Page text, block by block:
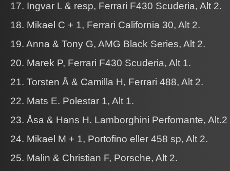
17. Ingvar L & resp, Ferrari F430 Scuderia, Alt 2.
18. Mikael C + 1, Ferrari California 30, Alt 2.
19. Anna & Tony G, AMG Black Series, Alt 2.
20. Marek P, Ferrari F430 Scuderia, Alt 1.
21. Torsten Å & Camilla H, Ferrari 488, Alt 2.
22. Mats E. Polestar 1, Alt 1.
23. Åsa & Hans H. Lamborghini Perfomante, Alt.2
24. Mikael M + 1, Portofino eller 458 sp, Alt 2.
25. Malin & Christian F, Porsche, Alt 2.